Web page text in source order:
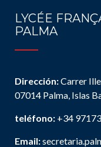
LYCÉE
PALMA
Dirección:Carrer
07014 Palma, Islas
teléfono: +34
Email: